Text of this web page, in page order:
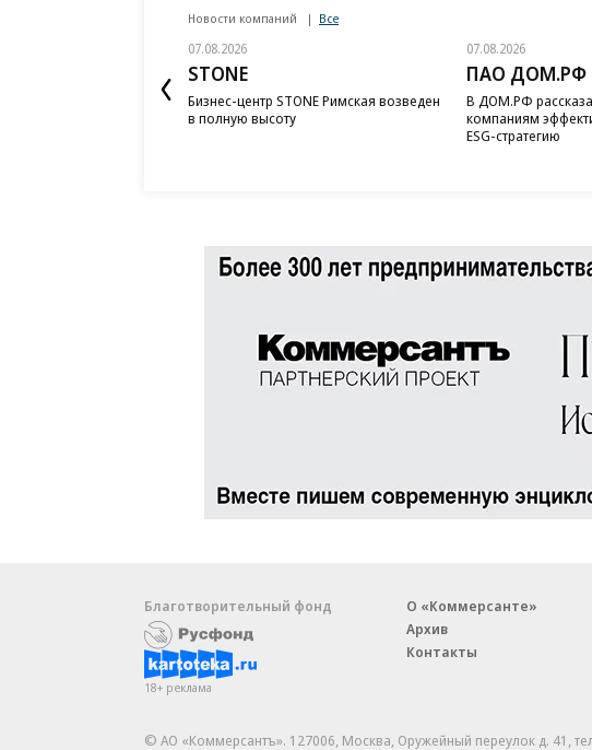
Новости компаний Все
07.08.2026
STONE
Бизнес-центр STONE Римская возведен
в полную высоту
07.08.2026
ПАО ДОМ.РФ
В ДОМ.РФ
компаниям
ESG-стратегию
Благотворительный фонд
18+ реклама
О «Коммерсанте»
Архив
Контакты
© АО «Коммерсантъ». 127006, Москва, Оружейный переулок д. 41,